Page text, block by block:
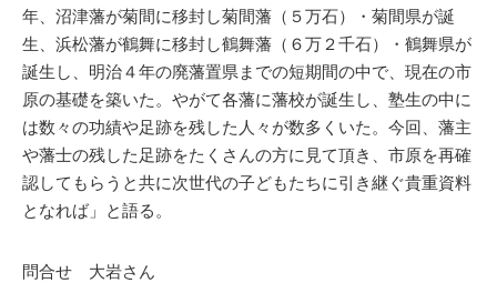
年、沼津藩が菊間に移封し菊間藩（５万石）・菊間県が誕
生、浜松藩が鶴舞に移封し鶴舞藩（６万２千石）・鶴舞県が
誕生し、明治４年の廃藩置県までの短期間の中で、現在の市
原の基礎を築いた。やがて各藩に藩校が誕生し、塾生の中に
は数々の功績や足跡を残した人々が数多くいた。今回、藩主
や藩士の残した足跡をたくさんの方に見て頂き、市原を再確
認してもらうと共に次世代の子どもたちに引き継ぐ貴重資料
となれば」と語る。
問合せ 大岩さん